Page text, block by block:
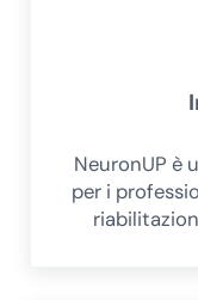
NeuronUP è
per i